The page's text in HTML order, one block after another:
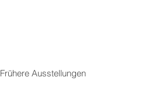
Frühere Ausstellungen